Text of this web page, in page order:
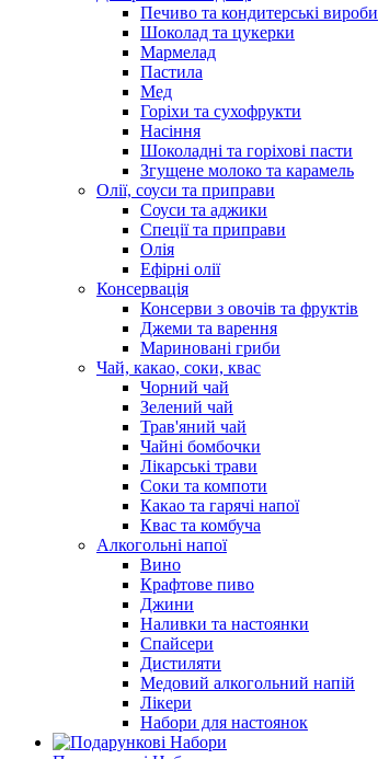
Печиво та кондитерські вироби
Шоколад та цукерки
Мармелад
Пастила
Мед
Горіхи та сухофрукти
Насіння
Шоколадні та горіхові пасти
Згущене молоко та карамель
Олії, соуси та приправи
Соуси та аджики
Спеції та приправи
Олія
Ефірні олії
Консервація
Консерви з овочів та фруктів
Джеми та варення
Мариновані гриби
Чай, какао, соки, квас
Чорний чай
Зелений чай
Трав'яний чай
Чайні бомбочки
Лікарські трави
Соки та компоти
Какао та гарячі напої
Квас та комбуча
Алкогольні напої
Вино
Крафтове пиво
Джини
Наливки та настоянки
Спайсери
Дистиляти
Медовий алкогольний напій
Лікери
Набори для настоянок